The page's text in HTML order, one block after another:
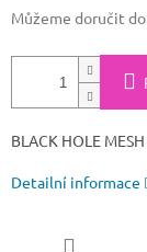
Můžeme doručit
BLACK HOLE
Detailní informace